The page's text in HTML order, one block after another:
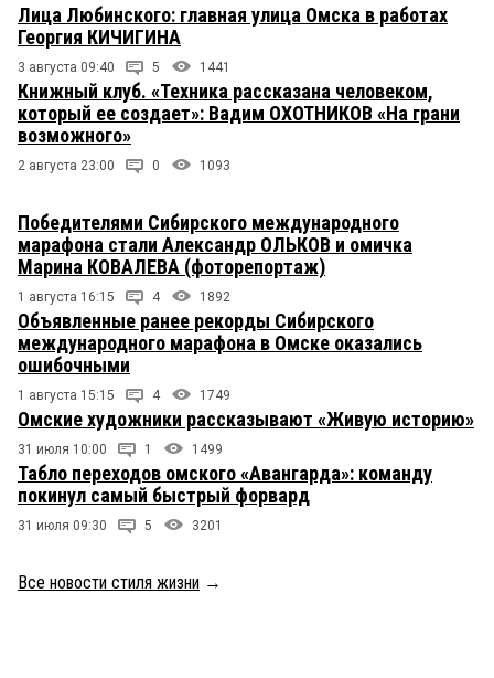
Лица Любинского: главная улица Омска в работах
Георгия КИЧИГИНА
3 августа 09:40 5 1441
Книжный клуб. «Техника рассказана человеком,
который ее создает»: Вадим ОХОТНИКОВ «На грани
возможного»
2 августа 23:00 0 1093
Победителями Сибирского международного
марафона стали Александр ОЛЬКОВ и омичка
Марина КОВАЛЕВА (фоторепортаж)
1 августа 16:15 4 1892
Объявленные ранее рекорды Сибирского
международного марафона в Омске оказались
ошибочными
1 августа 15:15 4 1749
Омские художники рассказывают «Живую историю»
31 июля 10:00 1 1499
Табло переходов омского «Авангарда»: команду
покинул самый быстрый форвард
31 июля 09:30 5 3201
Все новости стиля жизни →